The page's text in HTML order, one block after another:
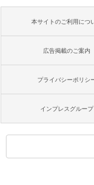
本サイトのご利用につ
広告掲載のご案内
プライバシーポリシ
インプレスグループ